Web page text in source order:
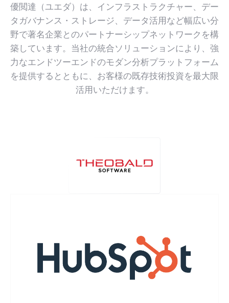
優閲達（ユエダ）は、インフラストラクチャー、デー
タガバナンス・ストレージ、データ活用など幅広い分
野で著名企業とのパートナーシップネットワークを構
築しています。当社の統合ソリューションにより、強
力なエンドツーエンドのモダン分析プラットフォーム
を提供するとともに、お客様の既存技術投資を最大限
活用いただけます。